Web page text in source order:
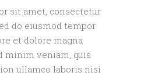
sit amet, consectetur
do eiusmod tempor
et dolore magna
minim veniam, quis
ullamco laboris nisi